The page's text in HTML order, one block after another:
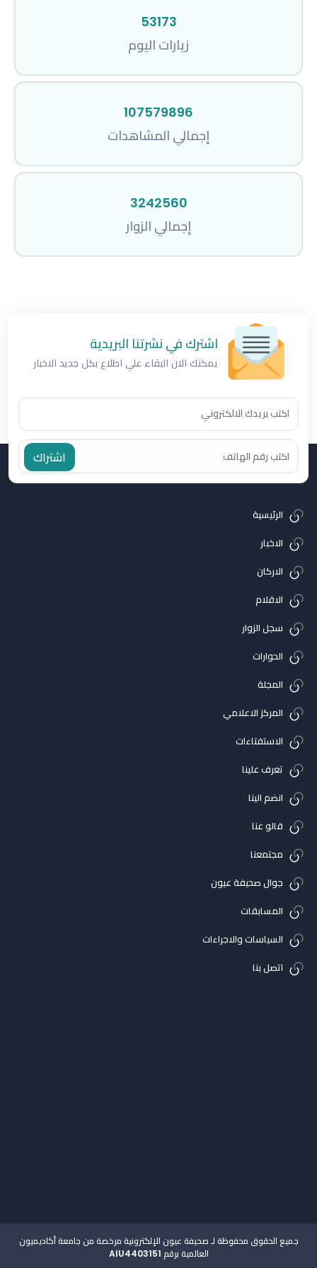
53173
زيارات اليوم
107579896
إجمالي المشاهدات
3242560
إجمالي الزوار
اشترك في نشرتنا البريدية
يمكنك الان البقاء علي اطلاع بكل جديد الاخبار
اشتراك
الرئيسية
الاخبار
الاركان
الاقلام
سجل الزوار
الحوارات
المجلة
المركز الاعلامي
الاستفتاءات
تعرف علينا
انضم الينا
قالو عنا
مجتمعنا
جوال صحيفة عيون
المسابقات
السياسات والاجراءات
اتصل بنا
جميع الحقوق محفوظة لـ صحيفة عيون الإلكترونية مرخصة من جامعة أكاديميون
العالمية برقم AIU4403151